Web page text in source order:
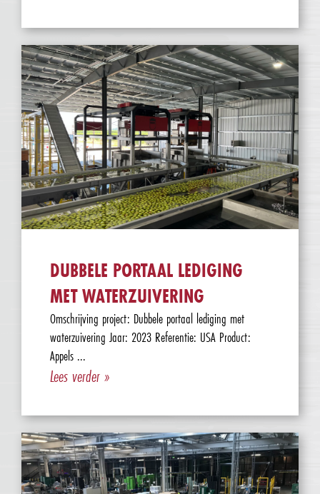
DUBBELE PORTAAL LEDIGING
MET WATERZUIVERING
Omschrijving project: Dubbele portaal lediging met
waterzuivering Jaar: 2023 Referentie: USA Product:
Appels ...
Lees verder »